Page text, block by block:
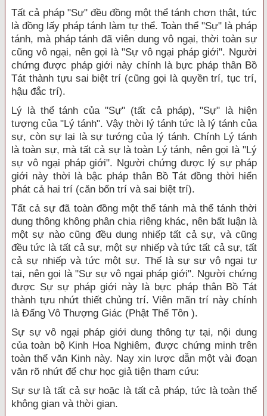
Tất cả pháp "Sự" đều đồng một thể tánh chơn thật, tức
là đồng lấy pháp tánh làm tự thể. Toàn thể "Sự" là pháp
tánh, mà pháp tánh đã viên dung vô ngại, thời toàn sự
cũng vô ngại, nên gọi là "Sự vô ngại pháp giới". Người
chứng được pháp giới này chính là bực pháp thân Bồ
Tát thành tựu sai biệt trí (cũng gọi là quyền trí, tục trí,
hậu đắc trí).
Lý là thể tánh của "Sự" (tất cả pháp), "Sự" là hiện
tượng của "Lý tánh". Vậy thời lý tánh tức là lý tánh của
sự, còn sự lại là sự tướng của lý tánh. Chính Lý tánh
là toàn sự, mà tất cả sự là toàn Lý tánh, nên gọi là "Lý
sự vô ngại pháp giới". Người chứng được lý sự pháp
giới này thời là bậc pháp thân Bồ Tát đồng thời hiển
phát cả hai trí (căn bổn trí và sai biệt trí).
Tất cả sự đã toàn đồng một thể tánh mà thể tánh thời
dung thông không phân chia riêng khác, nên bất luận là
một sự nào cũng đều dung nhiếp tất cả sự, và cũng
đều tức là tất cả sự, một sự nhiếp và tức tất cả sự, tất
cả sự nhiếp và tức một sự. Thế là sự sự vô ngại tự
tại, nên gọi là "Sự sự vô ngại pháp giới". Người chứng
được Sự sự pháp giới này là bực pháp thân Bồ Tát
thành tựu nhứt thiết chủng trí. Viên mãn trí này chính
là Ðấng Vô Thượng Giác (Phật Thế Tôn ).
Sự sự vô ngại pháp giới dung thông tự tại, nội dung
của toàn bộ Kinh Hoa Nghiêm, được chứng minh trên
toàn thể văn Kinh này. Nay xin lược dẫn một vài đoạn
văn rõ nhứt để chư học giả tiện tham cứu:
Sự sự là tất cả sự hoặc là tất cả pháp, tức là toàn thể
không gian và thời gian.